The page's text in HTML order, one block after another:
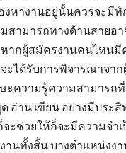
หางานอยู่นั้นควรจะมีทั
สามารถทางด้านสายอ
หากผู้สมัครงานคนไหน
ะได้รับการพิจารณาจาก
ะความรู้ความสามารถ
อ่าน เขียน อย่างมีประ
ะช่วยให้ก็จะมีความจำ
านทั้งสิ้น บางตำแหน่งง